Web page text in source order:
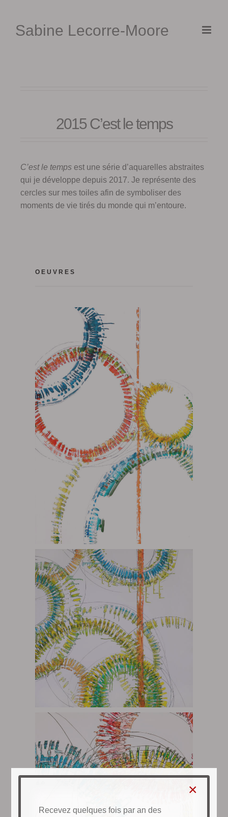
contentSabine Lecorre-Moore
2015 C’est le temps
C’est le temps est une série d’aquarelles abstraites
qui je développe depuis 2017. Je représente des
cercles sur mes toiles afin de symboliser des
moments de vie tirés du monde qui m’entoure.
OEUVRES
Recevez quelques fois par an des
×